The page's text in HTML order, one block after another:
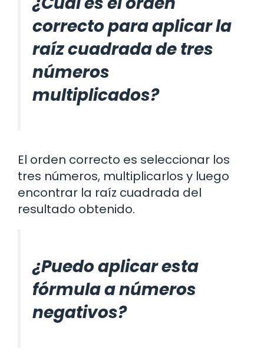
correcto para aplicar la
raíz cuadrada de tres
números
multiplicados?
El orden correcto es seleccionar los
tres números, multiplicarlos y luego
encontrar la raíz cuadrada del
resultado obtenido.
¿Puedo aplicar esta
fórmula a números
negativos?